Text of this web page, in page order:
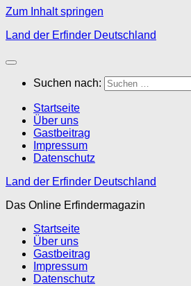
Zum Inhalt springen
Land der Erfinder Deutschland
Suchen nach:
Startseite
Über uns
Gastbeitrag
Impressum
Datenschutz
Land der Erfinder Deutschland
Das Online Erfindermagazin
Startseite
Über uns
Gastbeitrag
Impressum
Datenschutz